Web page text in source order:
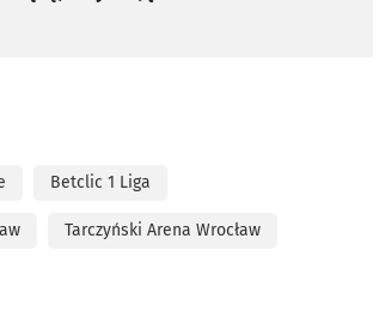
Betclic 1 Liga
Tarczyński Arena Wrocław